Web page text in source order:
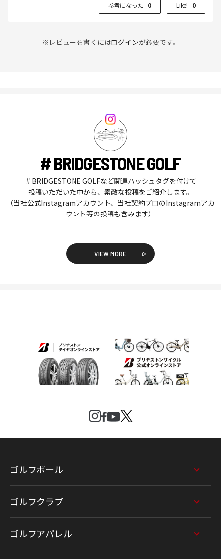
参考になった 0 Like! 0
※レビューを書くにはログインが必要です。
# BRIDGESTONE GOLF
＃BRIDGESTONE GOLFなど関連ハッシュタグを付けて
投稿いただいた中から、素敵な投稿をご紹介します。
（当社公式Instagramアカウント、当社契約プロのInstagramアカ
ウント等の投稿も含みます）
VIEW MORE
ゴルフボール
ゴルフクラブ
ゴルフアパレル